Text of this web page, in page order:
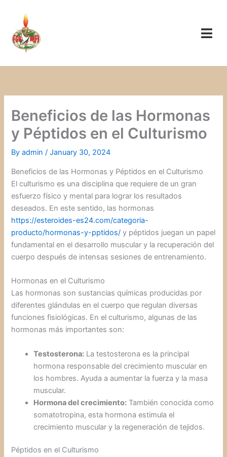
content
Beneficios de las Hormonas
y Péptidos en el Culturismo
Byadmin/January 30, 2024
Beneficios de las Hormonas y Péptidos en el Culturismo
El culturismo es una disciplina que requiere de un gran
esfuerzo físico y mental para lograr los resultados
deseados. En este sentido, las hormonas
https://esteroides-es24.com/categoria-
producto/hormonas-y-pptidos/ y péptidos juegan un papel
fundamental en el desarrollo muscular y la recuperación del
cuerpo después de intensas sesiones de entrenamiento.
Hormonas en el Culturismo
Las hormonas son sustancias químicas producidas por
diferentes glándulas en el cuerpo que regulan diversas
funciones fisiológicas. En el culturismo, algunas de las
hormonas más importantes son:
Testosterona: La testosterona es la principal
hormona responsable del crecimiento muscular en
los hombres. Ayuda a aumentar la fuerza y la masa
muscular.
Hormona del crecimiento: También conocida como
somatotropina, esta hormona estimula el
crecimiento muscular y la regeneración de tejidos.
Péptidos en el Culturismo